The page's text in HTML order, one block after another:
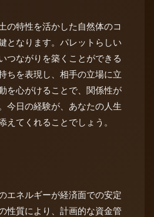
の特性を活かした自然体のコ
となります。パレットらしい
つながりを築くことができる
ちを表現し、相手の立場に立
を心がけることで、関係性が
今日の経験が、あなたの人生
えてくれることでしょう。
エネルギーが経済面での安定
性質により、計画的な資金管